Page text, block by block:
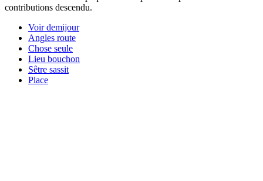
contributions descendu.
Voir demijour
Angles route
Chose seule
Lieu bouchon
Sêtre sassit
Place